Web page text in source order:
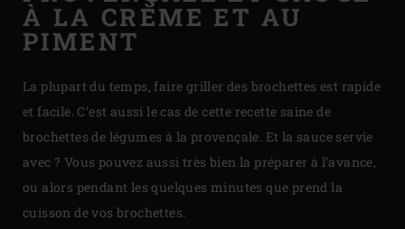
À LA CRÈME ET AU
PIMENT
La plupart du temps, faire griller des brochettes est rapide
et facile. C’est aussi le cas de cette recette saine de
brochettes de légumes à la provençale. Et la sauce servie
avec ? Vous pouvez aussi très bien la préparer à l’avance,
ou alors pendant les quelques minutes que prend la
cuisson de vos brochettes.